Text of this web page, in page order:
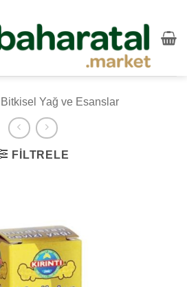
Bitkisel Yağ ve Esanslar
FILTRELE